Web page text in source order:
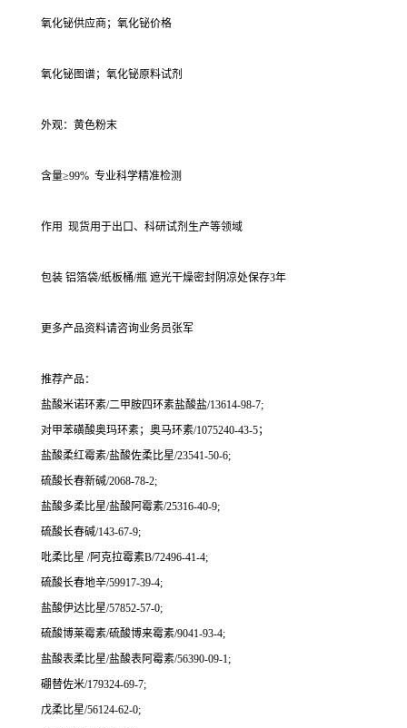
氧化铋供应商；氧化铋价格
氧化铋图谱；氧化铋原料试剂
外观：黄色粉末
含量≥99% 专业科学精准检测
作用 现货用于出口、科研试剂生产等领域
包装 铝箔袋/纸板桶/瓶 遮光干燥密封阴凉处保存3年
更多产品资料请咨询业务员张军
推荐产品：
盐酸米诺环素/二甲胺四环素盐酸盐/13614-98-7;
对甲苯磺酸奥玛环素；奥马环素/1075240-43-5；
盐酸柔红霉素/盐酸佐柔比星/23541-50-6;
硫酸长春新碱/2068-78-2;
盐酸多柔比星/盐酸阿霉素/25316-40-9;
硫酸长春碱/143-67-9;
吡柔比星 /阿克拉霉素B/72496-41-4;
硫酸长春地辛/59917-39-4;
盐酸伊达比星/57852-57-0;
硫酸博莱霉素/硫酸博来霉素/9041-93-4;
盐酸表柔比星/盐酸表阿霉素/56390-09-1;
硼替佐米/179324-69-7;
戊柔比星/56124-62-0;